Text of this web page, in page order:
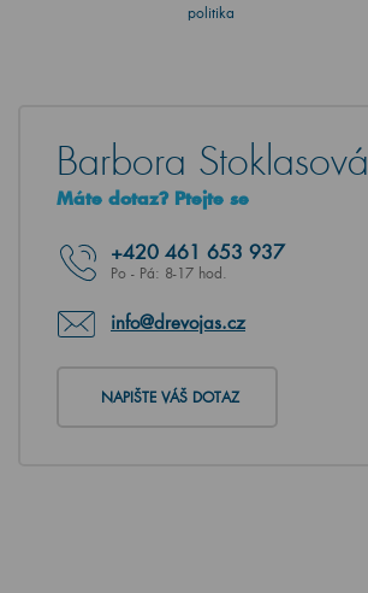
politika
Barbora Stoklasová
Máte dotaz? Ptejte se
+420 461 653 937
Po - Pá: 8-17 hod.
info@drevojas.cz
NAPIŠTE VÁŠ DOTAZ